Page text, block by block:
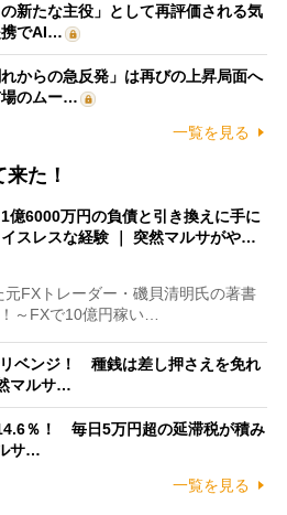
新たな主役」として再評価される気
でAI…
からの急反発」は再びの上昇局面へ
のムー…
一覧を見る
た！
1億6000万円の負債と引き換えに手に
イスレスな経験 ｜ 突然マルサがや…
FXトレーダー・磯貝清明氏の著書
～FXで10億円稼い…
リベンジ！ 種銭は差し押さえを免れ
マルサ…
％！ 毎日5万円超の延滞税が積み
サ…
一覧を見る